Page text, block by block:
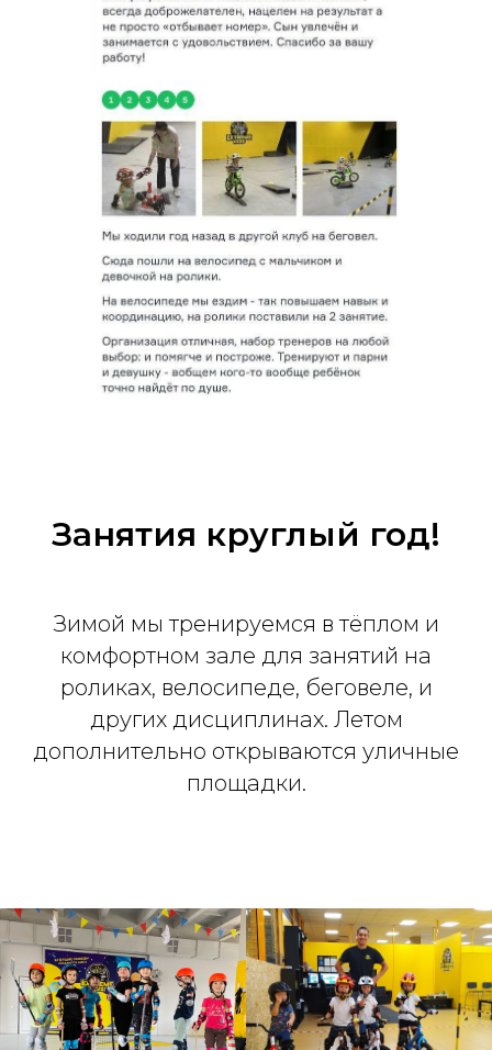
Занятия круглый год!
Зимой мы тренируемся в тёплом и
комфортном зале для занятий на
роликах, велосипеде, беговеле, и
других дисциплинах. Летом
дополнительно открываются уличные
площадки.